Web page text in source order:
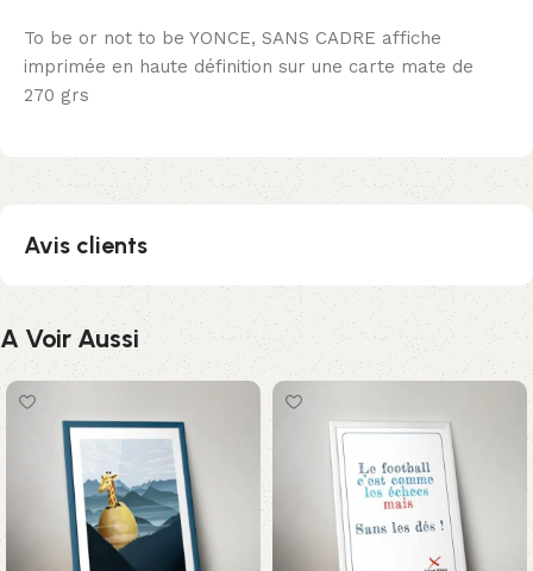
To be or not to be YONCE, SANS CADRE affiche
imprimée en haute définition sur une carte mate de
270 grs
Avis clients
A Voir Aussi